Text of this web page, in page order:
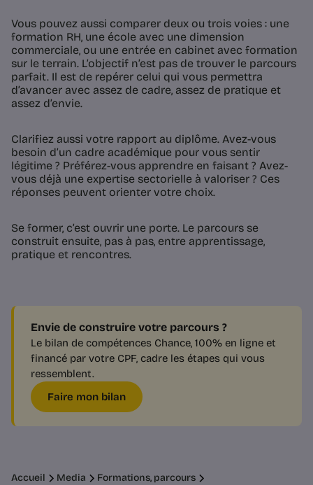
Vous pouvez aussi comparer deux ou trois voies : une
formation RH, une école avec une dimension
commerciale, ou une entrée en cabinet avec formation
sur le terrain. L’objectif n’est pas de trouver le parcours
parfait. Il est de repérer celui qui vous permettra
d’avancer avec assez de cadre, assez de pratique et
assez d’envie.
Clarifiez aussi votre rapport au diplôme. Avez-vous
besoin d’un cadre académique pour vous sentir
légitime ? Préférez-vous apprendre en faisant ? Avez-
vous déjà une expertise sectorielle à valoriser ? Ces
réponses peuvent orienter votre choix.
Se former, c’est ouvrir une porte. Le parcours se
construit ensuite, pas à pas, entre apprentissage,
pratique et rencontres.
Envie de construire votre parcours ?
Le bilan de compétences Chance, 100% en ligne et
financé par votre CPF, cadre les étapes qui vous
ressemblent.
Faire mon bilan
Accueil Media
Formations, parcours